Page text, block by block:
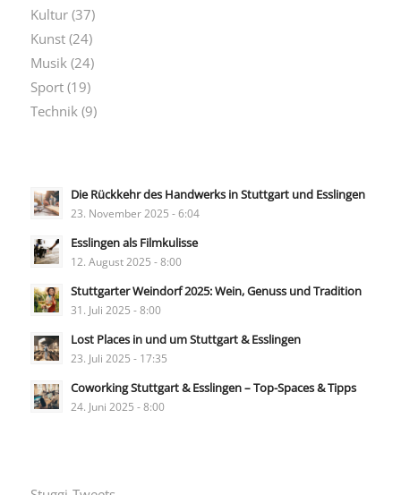
Kultur(37)
Kunst(24)
Musik (24)
Sport(19)
Technik (9)
Die Rückkehr des Handwerks in Stuttgart und Esslingen
23. November 2025 - 6:04
Esslingen als Filmkulisse
12. August 2025 - 8:00
Stuttgarter Weindorf 2025: Wein, Genuss und Tradition
31. Juli 2025 - 8:00
Lost Places in und um Stuttgart & Esslingen
23. Juli 2025 - 17:35
Coworking Stuttgart & Esslingen – Top-Spaces & Tipps
24. Juni 2025 - 8:00